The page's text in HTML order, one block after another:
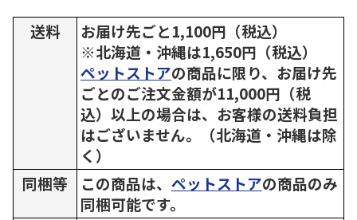
送料
お届け先ごと1,100円（税込）
※北海道・沖縄は1,650円（税込）
ペットストアの商品に限り、お届け先
ごとのご注文金額が11,000円（税
込）以上の場合は、お客様の送料負担
はございません。（北海道・沖縄は除
く）
同梱等
この商品は、 ペットストアの商品のみ
同梱可能です。